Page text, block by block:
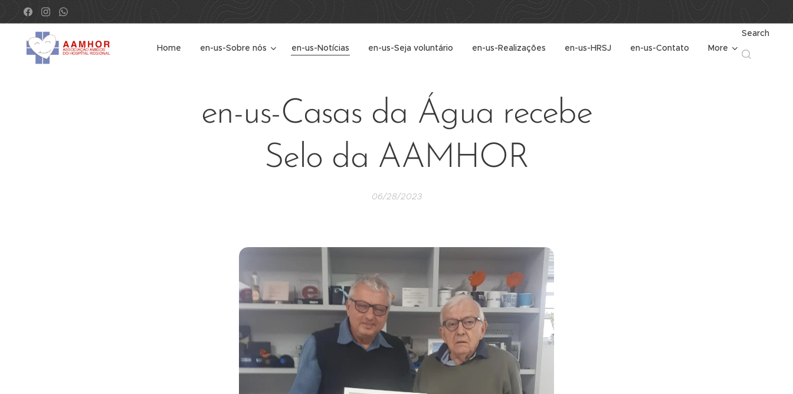
Home en-us-Sobre nós en-us-Notícias en-us-Seja voluntário en-us-Realizações en-us-HRSJ en-us-Contato More
Search
en-us-Casas da Água recebe
Selo da AAMHOR
06/28/2023